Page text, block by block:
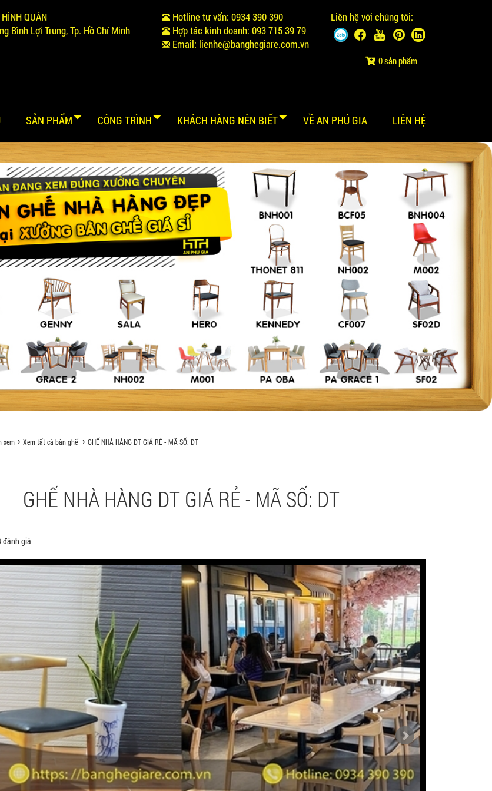
QUÁN
Bình Lợi Trung, Tp. Hồ Chí Minh
Hotline tư vấn: 0934 390 390
Hợp tác kinh doanh: 093 715 39 79
Email: lienhe@banghegiare.com.vn
Liên hệ với chúng tôi:
0 sản phẩm
SẢN PHẨM CÔNG TRÌNH KHÁCH HÀNG NÊN BIẾT VỀ AN PHÚ GIA LIÊN HỆ
xem Xem tất cả bàn ghế GHẾ NHÀ HÀNG DT GIÁ RẺ - MÃ SỐ: DT
GHẾ NHÀ HÀNG DT GIÁ RẺ - MÃ SỐ: DT
đánh giá